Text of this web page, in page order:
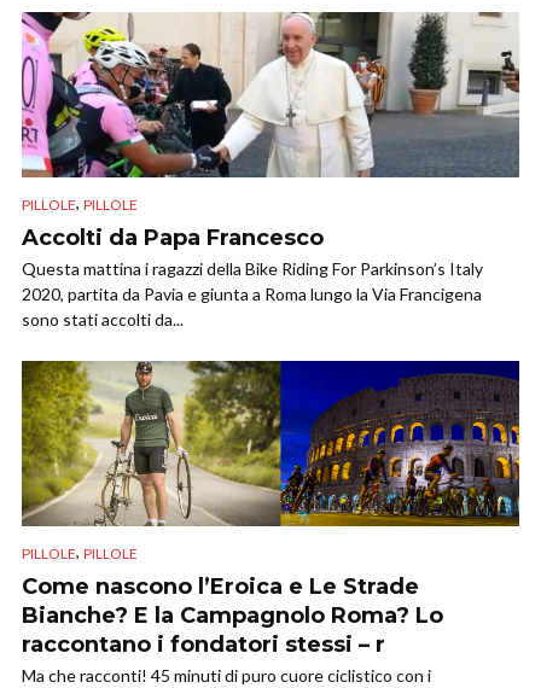
PILLOLE, PILLOLE
Accolti da Papa Francesco
Questa mattina i ragazzi della Bike Riding For Parkinson’s Italy
2020, partita da Pavia e giunta a Roma lungo la Via Francigena
sono stati accolti da...
PILLOLE, PILLOLE
Come nascono l’Eroica e Le Strade
Bianche? E la Campagnolo Roma? Lo
raccontano i fondatori stessi – r
Ma che racconti! 45 minuti di puro cuore ciclistico con i